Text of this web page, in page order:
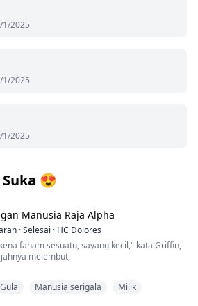
1/2025
1/2025
1/2025
😍
Manusia Raja Alpha
·Selesai · HC Dolores
faham sesuatu, sayang kecil," kata Griffin,
melembut,
aku rasa kekosongan dalam diri ini.
Manusia serigala Milik